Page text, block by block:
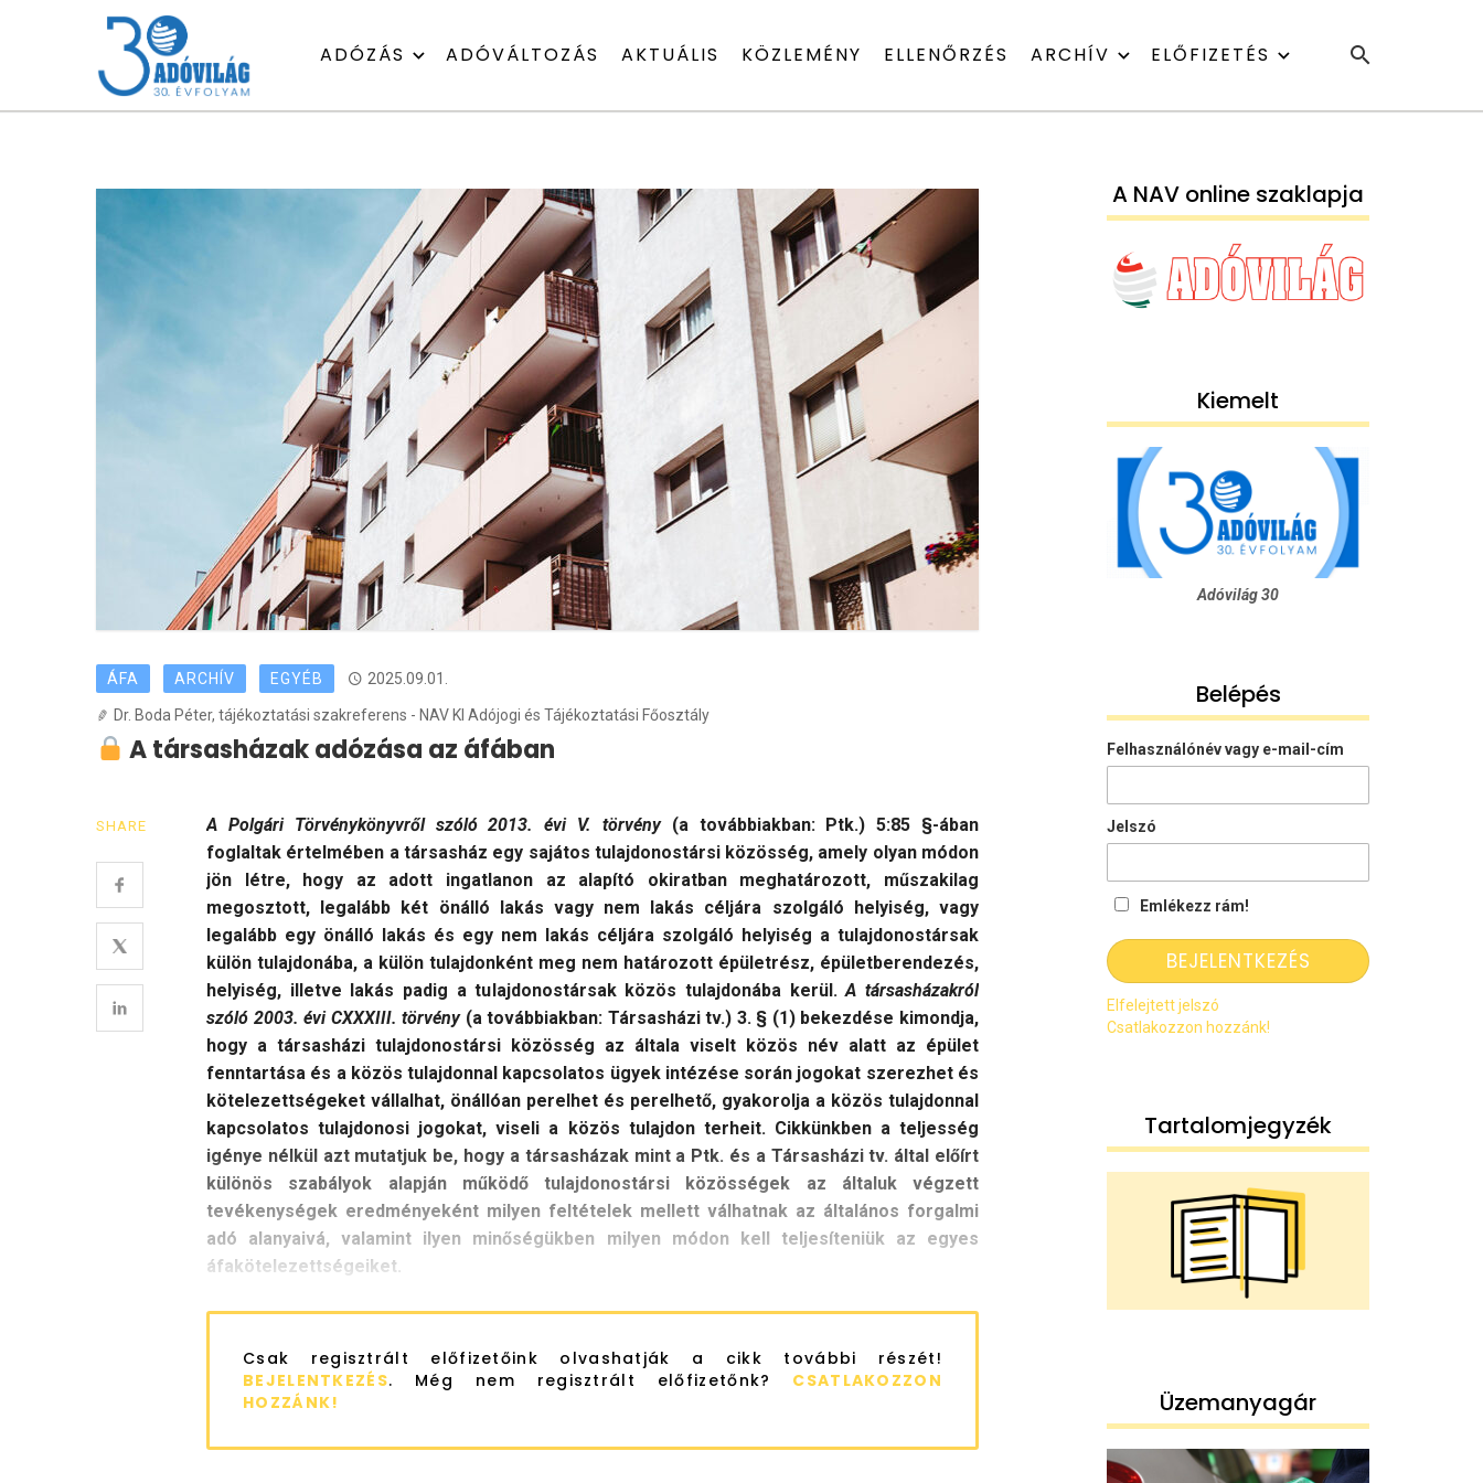
ADÓZÁS ADÓVÁLTOZÁS AKTUÁLIS KÖZLEMÉNY ELLENŐRZÉS ARCHÍV ELŐFIZETÉS
ÁFA ARCHÍV EGYÉB 2025.09.01.
Dr. Boda Péter, tájékoztatási szakreferens - NAV KI Adójogi és Tájékoztatási Főosztály
A társasházak adózása az áfában
SHARE A Polgári Törvénykönyvről szóló 2013. évi V. törvény(a továbbiakban: Ptk.) 5:85 §-ában
foglaltak értelmében a társasház egy sajátos tulajdonostársi közösség, amely olyan módon
jön létre, hogy az adott ingatlanon az alapító okiratban meghatározott, műszakilag
megosztott, legalább két önálló lakás vagy nem lakás céljára szolgáló helyiség, vagy
legalább egy önálló lakás és egy nem lakás céljára szolgáló helyiség a tulajdonostársak
külön tulajdonába, a külön tulajdonként meg nem határozott épületrész, épületberendezés,
helyiség, illetve lakás padig a tulajdonostársak közös tulajdonába kerül.A társasházakról
szóló 2003. évi CXXXIII. törvény (a továbbiakban: Társasházi tv.) 3. § (1) bekezdése kimondja,
hogy a társasházi tulajdonostársi közösség az általa viselt közös név alatt az épület
fenntartása és a közös tulajdonnal kapcsolatos ügyek intézése során jogokat szerezhet és
kötelezettségeket vállalhat, önállóan perelhet és perelhető, gyakorolja a közös tulajdonnal
kapcsolatos tulajdonosi jogokat, viseli a közös tulajdon terheit. Cikkünkben a teljesség
igénye nélkül azt mutatjuk be, hogy a társasházak mint a Ptk. és a Társasházi tv. által előírt
különös szabályok alapján működő tulajdonostársi közösségek az általuk végzett
tevékenységek eredményeként milyen feltételek mellett válhatnak az általános forgalmi
adó alanyaivá, valamint ilyen minőségükben milyen módon kell teljesíteniük az egyes
áfakötelezettségeiket.
Csak regisztrált előfizetőink olvashatják a cikk további részét!
BEJELENTKEZÉS. Még nem regisztrált előfizetőnk? CSATLAKOZZON
HOZZÁNK!
A NAV online szaklapja
Kiemelt
Adóvilág 30
Belépés
Felhasználónév vagy e-mail-cím
Jelszó
Emlékezz rám!
Elfelejtett jelszó
Csatlakozzon hozzánk!
Tartalomjegyzék
Üzemanyagár